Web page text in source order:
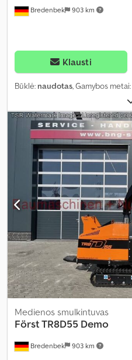
Bredenbek 903 km
Klausti
Būklė: naudotas, Gamybos metai:
Bredenbek 903 km
Medienos smulkintuvas
Först TR8D55 Demo